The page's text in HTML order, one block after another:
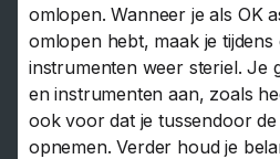
omlopen. Wanneer je als OK
omlopen hebt, maak je tijdens
instrumenten weer steriel. Je
en instrumenten aan, zoals
ook voor dat je tussendoor
opnemen. Verder houd je